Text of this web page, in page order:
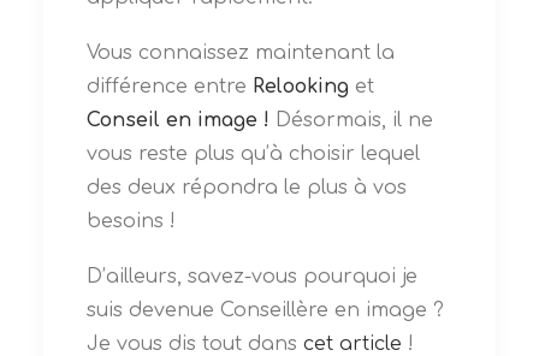
Vous connaissez maintenant la
différence entre Relooking et
Conseil en image ! Désormais, il ne
vous reste plus qu’à choisir lequel
des deux répondra le plus à vos
besoins !
D’ailleurs, savez-vous pourquoi je
suis devenue Conseillère en image ?
Je vous dis tout dans cet article !